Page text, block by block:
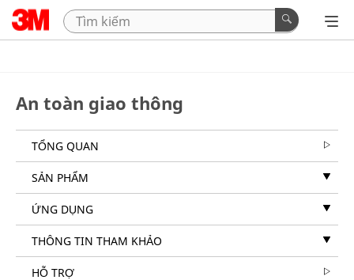
An toàn giao thông
TỔNG QUAN
SẢN PHẨM
ỨNG DỤNG
THÔNG TIN THAM KHẢO
HỖ TRỢ